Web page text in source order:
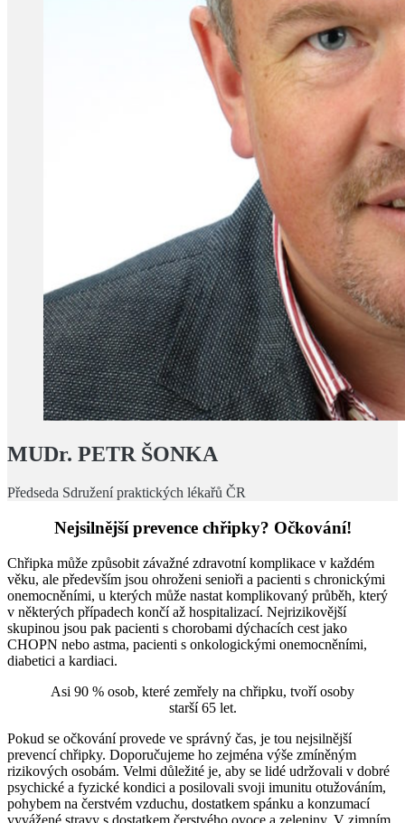
MUDr. PETR ŠONKA
Předseda Sdružení praktických lékařů ČR
Nejsilnější prevence chřipky? Očkování!
Chřipka může způsobit závažné zdravotní komplikace v každém
věku, ale především jsou ohroženi senioři a pacienti s chronickými
onemocněními, u kterých může nastat komplikovaný průběh, který
v některých případech končí až hospitalizací. Nejrizikovější
skupinou jsou pak pacienti s chorobami dýchacích cest jako
CHOPN nebo astma, pacienti s onkologickými onemocněními,
diabetici a kardiaci.
Asi 90 % osob, které zemřely na chřipku, tvoří osoby
starší 65 let.
Pokud se očkování provede ve správný čas, je tou nejsilnější
prevencí chřipky. Doporučujeme ho zejména výše zmíněným
rizikových osobám. Velmi důležité je, aby se lidé udržovali v dobré
psychické a fyzické kondici a posilovali svoji imunitu otužováním,
pohybem na čerstvém vzduchu, dostatkem spánku a konzumací
vyvážené stravy s dostatkem čerstvého ovoce a zeleniny. V zimním